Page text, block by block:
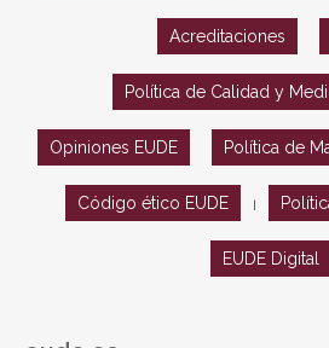
Acreditaciones
Política de Calidad y
Opiniones EUDE Política de
Código ético EUDE
EUDE Digital